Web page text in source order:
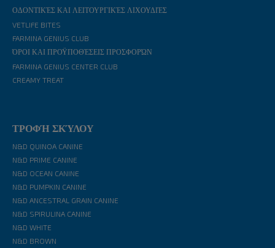
ΟΔΟΝΤΙΚΈΣ ΚΑΙ ΛΕΙΤΟΥΡΓΙΚΈΣ ΛΙΧΟΥΔΙΈΣ
VETLIFE BITES
FARMINA GENIUS CLUB
ΌΡΟΙ ΚΑΙ ΠΡΟΫΠΟΘΈΣΕΙΣ ΠΡΟΣΦΟΡΏΝ
FARMINA GENIUS CENTER CLUB
CREAMY TREAT
ΤΡΟΦΉ ΣΚΎΛΟΥ
N&D QUINOA CANINE
N&D PRIME CANINE
N&D OCEAN CANINE
N&D PUMPKIN CANINE
N&D ANCESTRAL GRAIN CANINE
N&D SPIRULINA CANINE
N&D WHITE
N&D BROWN